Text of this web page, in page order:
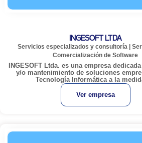
INGESOFT LTDA
Servicios especializados y consultoría |
Comercialización de Software
INGESOFT Ltda. es una empresa
y/o mantenimiento de soluciones
Tecnología Informática a la
Ver empresa